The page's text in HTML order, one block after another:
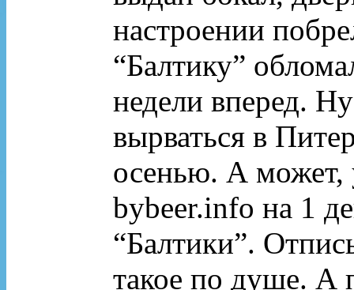
настроении
“Балтику”
недели вперед.
вырваться в
осенью. А может,
bybeer.info на 1
“Балтики”.
такое по душе. А